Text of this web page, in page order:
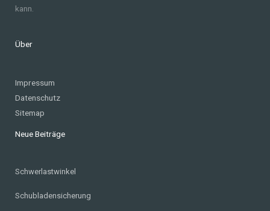
kann.
Über
Impressum
Datenschutz
Sitemap
Neue Beiträge
Schwerlastwinkel
Schubladensicherung